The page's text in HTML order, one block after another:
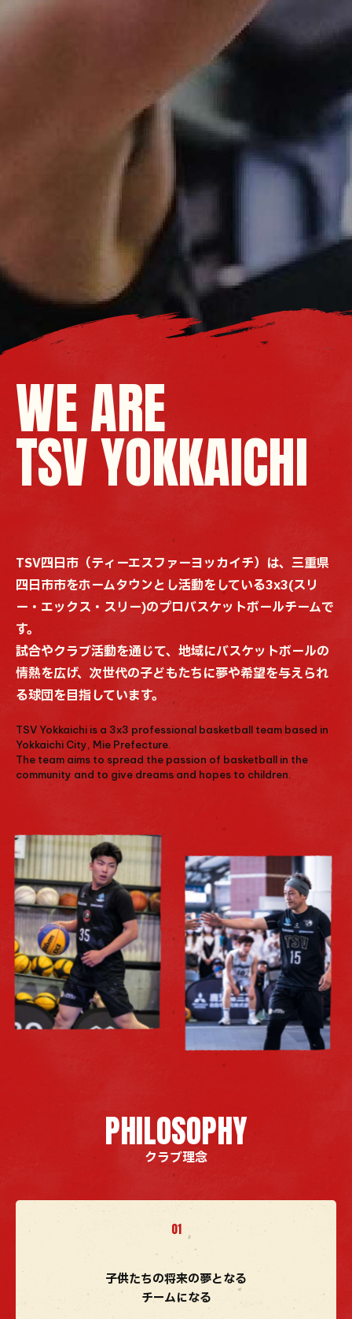
WE ARE
TSV YOKKAICHI
TSV四日市（ティーエスファーヨッカイチ）は、三重県
四日市市をホームタウンとし活動をしている3x3(スリ
ー・エックス・スリー)のプロバスケットボールチームで
す。
試合やクラブ活動を通じて、地域にバスケットボールの
情熱を広げ、次世代の子どもたちに夢や希望を与えられ
る球団を目指しています。
TSV Yokkaichi is a 3x3 professional basketball team based in
Yokkaichi City, Mie Prefecture.
The team aims to spread the passion of basketball in the
community and to give dreams and hopes to children.
クラブ理念
子供たちの将来の夢となる
チームになる